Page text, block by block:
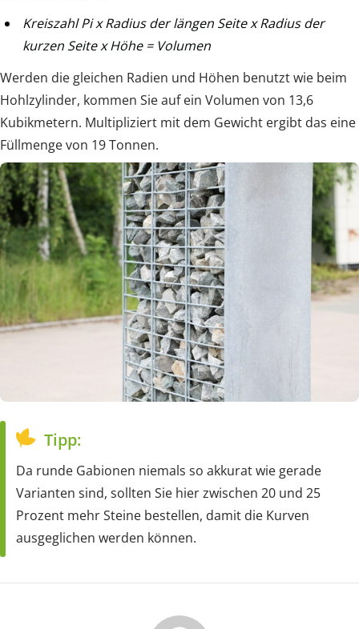
Kreiszahl Pi x Radius der längen Seite x Radius der
kurzen Seite x Höhe = Volumen
Werden die gleichen Radien und Höhen benutzt wie beim
Hohlzylinder, kommen Sie auf ein Volumen von 13,6
Kubikmetern. Multipliziert mit dem Gewicht ergibt das eine
Füllmenge von 19 Tonnen.
Tipp:
Da runde Gabionen niemals so akkurat wie gerade
Varianten sind, sollten Sie hier zwischen 20 und 25
Prozent mehr Steine bestellen, damit die Kurven
ausgeglichen werden können.